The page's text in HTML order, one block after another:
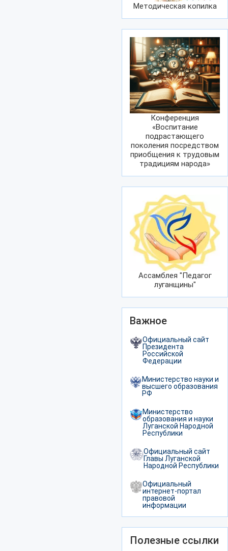
Методическая копилка
Конференция
«Воспитание
подрастающего
поколения посредством
приобщения к трудовым
традициям народа»
Ассамблея "Педагог
луганщины"
Важное
Официальный сайт
Президента
Российской
Федерации
Министерство науки и
высшего образования
РФ
Министерство
образования и науки
Луганской Народной
Республики
Официальный сайт
Главы Луганской
Народной Республики
Официальный
интернет-портал
правовой
информации
Полезные ссылки